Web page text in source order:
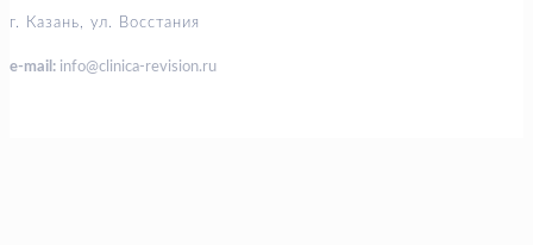
г. Казань, ул. Восстания
e-mail: info@clinica-revision.ru